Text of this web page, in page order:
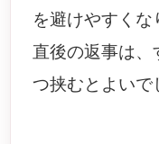
を避けやすく
直後の返事は、
つ挟むとよいで